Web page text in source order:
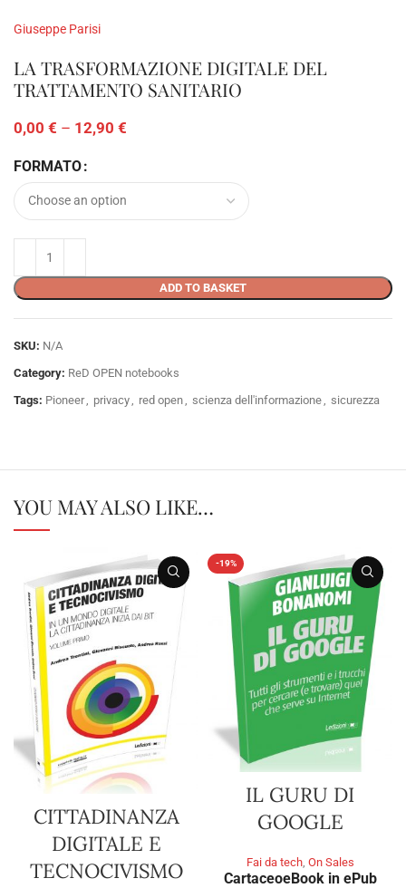
Giuseppe Parisi
LA TRASFORMAZIONE DIGITALE DEL
TRATTAMENTO SANITARIO
0,00 € – 12,90 €
FORMATO
ADD TO BASKET
SKU: N/A
Category: ReD OPEN notebooks
Tags: Pioneer privacy red open scienza dell'informazione sicurezza
YOU MAY ALSO LIKE…
CITTADINANZA
DIGITALE E
TECNOCIVISMO
-19%
IL GURU DI
GOOGLE
Fai da tech, On Sales
CartaceoeBook in ePub